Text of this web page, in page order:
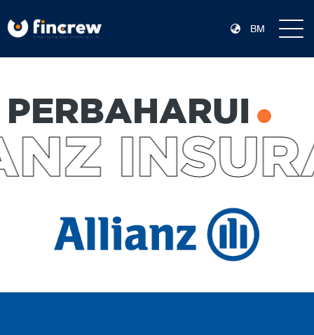
BM
PERBAHARUI